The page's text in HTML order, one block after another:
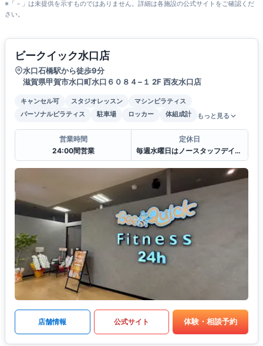
※「－」は未提供を示すものではありません。詳細は各施設の公式サイトをご確認くだ
さい。
ビークイック水口店
水口石橋駅から徒歩9分
滋賀県甲賀市水口町水口６０８４−１ 2F 西友水口店
キャンセル可 スタジオレッスン
マシンピラティス
パーソナルピラティス
駐車場 ロッカー 体組成計 もっと見る
営業時間
24:00間営業
定休日
毎週水曜日はノースタッフデイとなり対応不可となります。
店舗情報 公式サイト 体験・相談予約